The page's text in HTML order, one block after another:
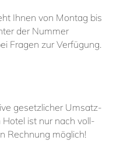
Ih­nen von Mon­tag bis
der Num­mer
Fra­gen zur Ver­fü­gung.
ge­setz­li­cher Um­satz­
Ho­tel ist nur nach voll­
Rech­nung mög­lich!